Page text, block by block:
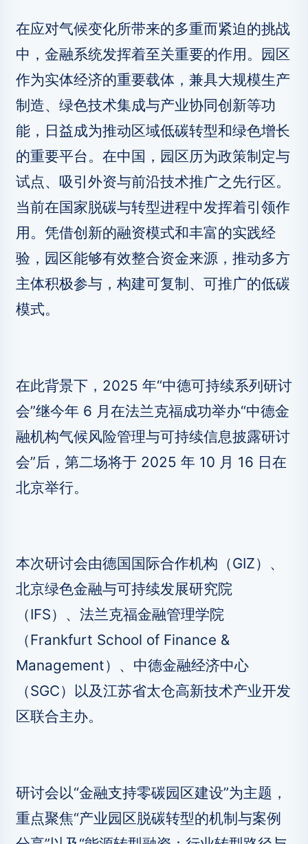
在应对气候变化所带来的多重而紧迫的挑战
中，金融系统发挥着至关重要的作用。园区
作为实体经济的重要载体，兼具大规模生产
制造、绿色技术集成与产业协同创新等功
能，日益成为推动区域低碳转型和绿色增长
的重要平台。在中国，园区历为政策制定与
试点、吸引外资与前沿技术推广之先行区。
当前在国家脱碳与转型进程中发挥着引领作
用。凭借创新的融资模式和丰富的实践经
验，园区能够有效整合资金来源，推动多方
主体积极参与，构建可复制、可推广的低碳
模式。
在此背景下，2025 年“中德可持续系列研讨
会”继今年 6 月在法兰克福成功举办“中德金
融机构气候风险管理与可持续信息披露研讨
会”后，第二场将于 2025 年 10 月 16 日在
北京举行。
本次研讨会由德国国际合作机构（GIZ）、
北京绿色金融与可持续发展研究院
（IFS）、法兰克福金融管理学院
（Frankfurt School of Finance &
Management）、中德金融经济中心
（SGC）以及江苏省太仓高新技术产业开发
区联合主办。
研讨会以“金融支持零碳园区建设”为主题，
重点聚焦“产业园区脱碳转型的机制与案例